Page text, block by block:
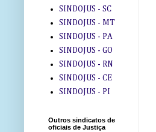
SINDOJUS - SC
SINDOJUS - MT
SINDOJUS - PA
SINDOJUS - GO
SINDOJUS - RN
SINDOJUS - CE
SINDOJUS - PI
Outros sindicatos de
oficiais de Justiça